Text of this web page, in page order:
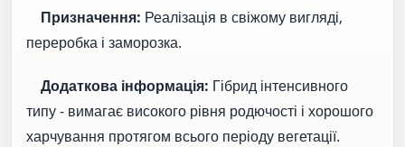
Призначення: Реалізація в свіжому вигляді,
переробка і заморозка.
Додаткова інформація: Гібрид інтенсивного
типу - вимагає високого рівня родючості і хорошого
харчування протягом всього періоду вегетації.